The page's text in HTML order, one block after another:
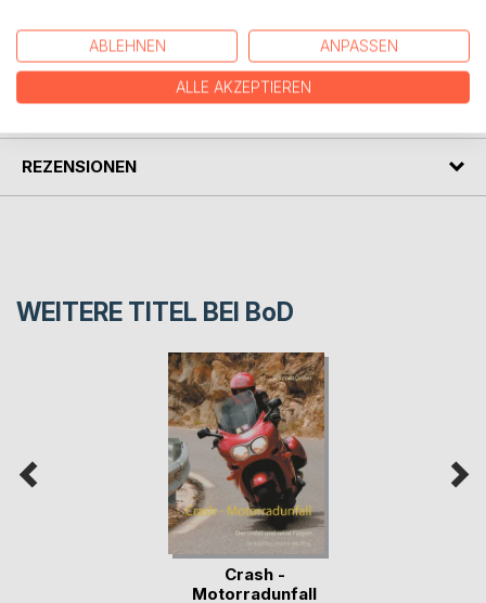
AUTOR/IN
PRESSESTIMMEN
REZENSIONEN
WEITERE TITEL BEI BoD
Crash -
Motorradunfall
ABLEHNEN ANPASSEN
ALLE AKZEPTIEREN